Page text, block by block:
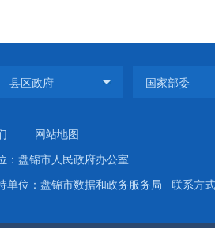
网站地图
：盘锦市人民政府办公室
单位：盘锦市数据和政务服务局 联系方